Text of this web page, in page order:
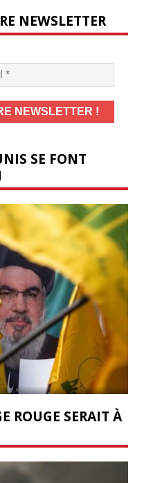
NEWSLETTER
SE FONT
ROUGE SERAIT À